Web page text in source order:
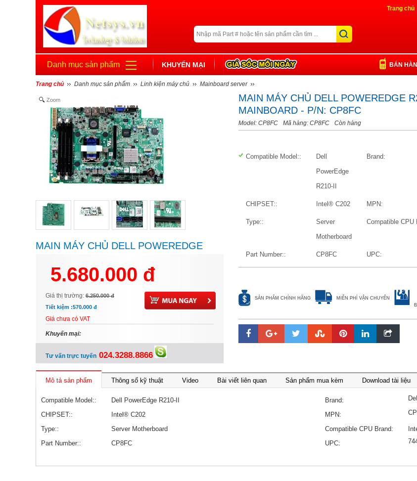
Trang chủ
Danh mục sản phẩm KHUYẾN MẠI BÁN
Trang chủ Danh mục sản phẩm Linh kiện máy chủ Mainboard server
Zoom
MAIN MÁY CHỦ DELL POWEREDGE
5.680.000 đ
Giá thị trường: 6.250.000 đ
Tiết kiệm :570.000 đ
Giá chưa có VAT
Khuyến mại:
Tư vấn trực tuyến 024.3288.8866
MAIN MÁY CHỦ DELL POWEREDGE
MAINBOARD - P/N: CP8FC
Model: CP8FC Mã hàng: CP8FC Còn hàng
Compatible Model::
Dell
PowerEdge
R210-II
Brand:
CHIPSET:: Intel® C202 MPN:
Type::
Server
Motherboard
Compatible CPU
Part Number:: CP8FC UPC:
SẢN PHẨM CHÍNH HÃNG
MIỄN PHÍ VẬN CHUYỂN
Mô tả sản phẩm Thông số kỹ thuật Video Bài viết liên quan Sản phẩm mua kèm Download tài liệu
Compatible Model:: Dell PowerEdge R210-II Brand: Dell
CHIPSET:: Intel® C202 MPN:
Type:: Server Motherboard Compatible CPU Brand:
Part Number::
CP8FC UPC: